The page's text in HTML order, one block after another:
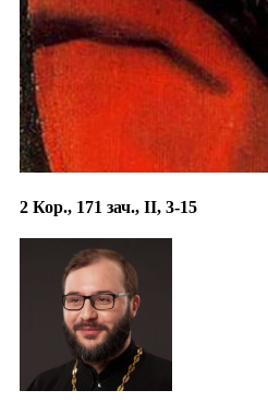
2 Кор., 171 зач., II, 3-15